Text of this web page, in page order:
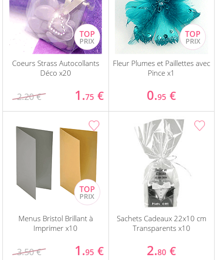
Coeurs Strass Autocollants
Déco x20
2.20 € 1.75 €
Fleur Plumes et Paillettes avec
Pince x1
0.95 €
Menus Bristol Brillant à
Imprimer x10
3.50 € 1.95 €
Sachets Cadeaux 22x10 cm
Transparents x10
2.80 €